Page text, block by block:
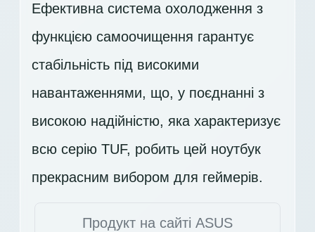
Ефективна система охолодження з
функцією самоочищення гарантує
стабільність під високими
навантаженнями, що, у поєднанні з
високою надійністю, яка характеризує
всю серію TUF, робить цей ноутбук
прекрасним вибором для геймерів.
Продукт на сайті ASUS